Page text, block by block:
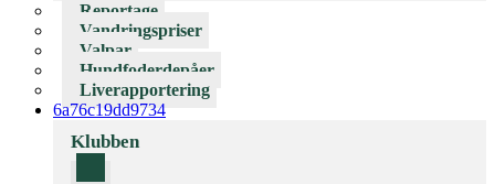
Reportage
Vandringspriser
Valpar
Hundfoderdepåer
Liverapportering
6a76c19dd9734
Klubben